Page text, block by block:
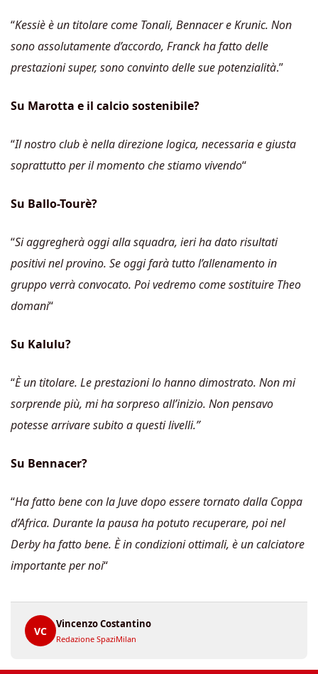
“Kessiè è un titolare come Tonali, Bennacer e Krunic. Non
sono assolutamente d’accordo, Franck ha fatto delle
prestazioni super, sono convinto delle sue potenzialità.”
Su Marotta e il calcio sostenibile?
“Il nostro club è nella direzione logica, necessaria e giusta
soprattutto per il momento che stiamo vivendo“
Su Ballo-Tourè?
“Si aggregherà oggi alla squadra, ieri ha dato risultati
positivi nel provino. Se oggi farà tutto l’allenamento in
gruppo verrà convocato. Poi vedremo come sostituire Theo
domani“
Su Kalulu?
“È un titolare. Le prestazioni lo hanno dimostrato. Non mi
sorprende più, mi ha sorpreso all’inizio. Non pensavo
potesse arrivare subito a questi livelli.”
Su Bennacer?
“Ha fatto bene con la Juve dopo essere tornato dalla Coppa
d’Africa. Durante la pausa ha potuto recuperare, poi nel
Derby ha fatto bene. È in condizioni ottimali, è un calciatore
importante per noi“
VC
Vincenzo Costantino
Redazione SpaziMilan